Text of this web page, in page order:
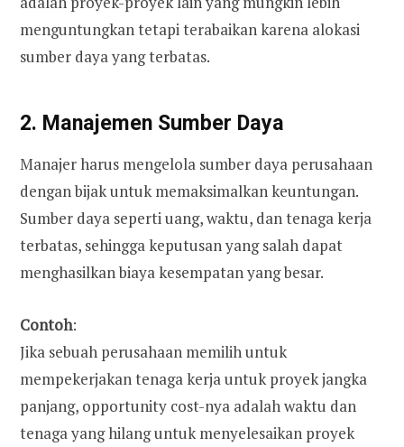
menguntungkan tetapi terabaikan karena alokasi
sumber daya yang terbatas.
2. Manajemen Sumber Daya
Manajer harus mengelola sumber daya perusahaan
dengan bijak untuk memaksimalkan keuntungan.
Sumber daya seperti uang, waktu, dan tenaga kerja
terbatas, sehingga keputusan yang salah dapat
menghasilkan biaya kesempatan yang besar.
Contoh:
Jika sebuah perusahaan memilih untuk
mempekerjakan tenaga kerja untuk proyek jangka
panjang, opportunity cost-nya adalah waktu dan
tenaga yang hilang untuk menyelesaikan proyek